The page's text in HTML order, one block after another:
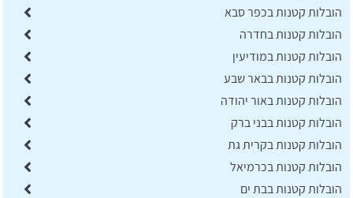
הובלות קטנות בכפר סבא
הובלות קטנות בחדרה
הובלות קטנות במודיעין
הובלות קטנות בבאר שבע
הובלות קטנות באור יהודה
הובלות קטנות בבני ברק
הובלות קטנות בקרית גת
הובלות קטנות בכרמיאל
הובלות קטנות בבת ים